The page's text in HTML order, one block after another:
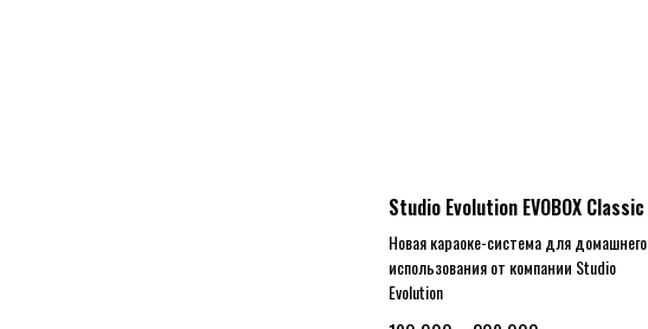
Studio Evolution EVOBOX Classic
Новая караоке-система для домашнего
использования от компании Studio
Evolution